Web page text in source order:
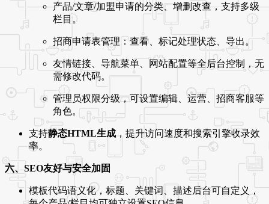
产品/文章/加盟申请的分类、增删改查，支持多级
栏目。
招商申请表管理：查看、标记处理状态、导出。
友情链接、导航菜单、网站配置等全后台控制，无
需修改代码。
管理员权限分级，可设置编辑、运营、招商客服等
角色。
支持静态HTML生成，提升访问速度和搜索引擎收录效
率。
六、SEO友好与安全加固
模板代码语义化，标题、关键词、描述后台可自定义，